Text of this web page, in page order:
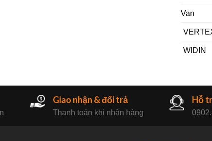
Van
WIDIN
Giao nhận & đổi trả
Thanh toán khi nhận hàng
Hỗ